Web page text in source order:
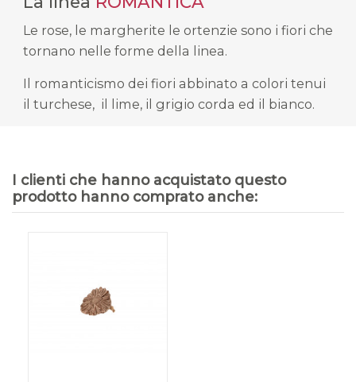
Le rose, le margherite le ortenzie sono i fiori che
tornano nelle forme della linea.
Il romanticismo dei fiori abbinato a colori tenui
il turchese, il lime, il grigio corda ed il bianco.
I clienti che hanno acquistato questo
prodotto hanno comprato anche: